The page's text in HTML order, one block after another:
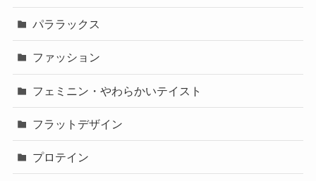
パララックス
ファッション
フェミニン・やわらかいテイスト
フラットデザイン
プロテイン